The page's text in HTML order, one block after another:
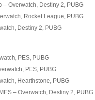
– Overwatch, Destiny 2, PUBG
Rocket League, PUBG
Destiny 2, PUBG
PES, PUBG
PES, PUBG
Hearthstone, PUBG
– Overwatch, Destiny 2, PUBG